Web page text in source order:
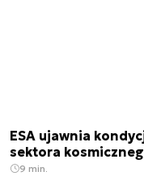
ESA ujawnia
sektora
9 min.